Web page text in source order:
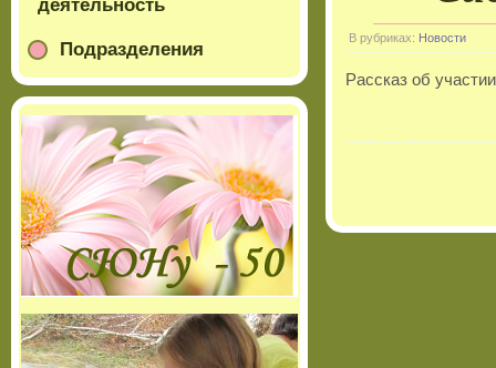
В рубриках: Новости
Рассказ об
Подразделения